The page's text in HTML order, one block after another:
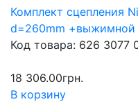
Комплект сцепления
d=260mm +выжимной
Код товара: 626 3077
18 306.00грн.
В корзину